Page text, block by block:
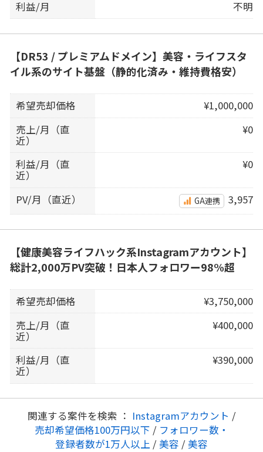
利益/月
不明
【DR53 / プレミアムドメイン】美容・ライフスタ
イル系のサイト基盤（静的化済み・維持費格安）
希望売却価格
¥1,000,000
売上/月（直
近）
¥0
利益/月（直
近）
¥0
PV/月（直近） GA連携 3,957
【健康美容ライフハック系Instagramアカウント】
総計2,000万PV突破！日本人フォロワー98%超
希望売却価格
¥3,750,000
売上/月（直
近）
¥400,000
利益/月（直
近）
¥390,000
関連する案件を検索 ： Instagramアカウント /
売却希望価格100万円以下 / フォロワー数・
登録者数が1万人以上 / 美容 / 美容